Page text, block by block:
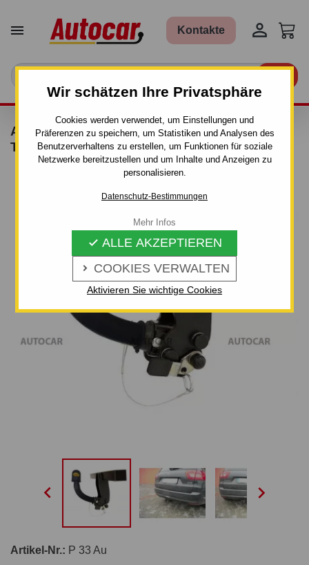
Wir schätzen Ihre Privatsphäre
Cookies werden verwendet, um Einstellungen und
Präferenzen zu speichern, um Statistiken und Analysen des
Benutzerverhaltens zu erstellen, um Funktionen für soziale
Netzwerke bereitzustellen und um Inhalte und Anzeigen zu
personalisieren.
Datenschutz-Bestimmungen
 COOKIES VERWALTEN
 ALLE AKZEPTIEREN
Aktivieren Sie wichtige Cookies
Mehr Infos
 Kontakte 
ANHÄNGERKUPPLUNG FÜR CITROEN C5 -
TOURER - AUTOMAT–AHK ABNEHMBAR
 
Artikel-Nr.: P 33 Au